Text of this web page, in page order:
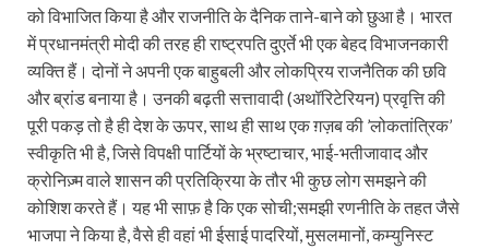
को विभाजित किया है और राजनीति के दैनिक ताने-बाने को छुआ है। भारत
में प्रधानमंत्री मोदी की तरह ही राष्ट्रपति दुएर्ते भी एक बेहद विभाजनकारी
व्यक्ति हैं। दोनों ने अपनी एक बाहुबली और लोकप्रिय राजनैतिक की छवि
और ब्रांड बनाया है। उनकी बढ़ती सत्तावादी (अथॉरिटेरि‍यन) प्रवृत्ति की
पूरी पकड़ तो है ही देश के ऊपर, साथ ही साथ एक ग़ज़ब की ’लोकतांत्रिक’
स्वीकृति भी है, जिसे विपक्षी पार्टियों के भ्रष्टाचार, भाई-भतीजावाद और
क्रोनिज़्म वाले शासन की प्रतिक्रिया के तौर भी कुछ लोग समझने की
कोशिश करते हैं। यह भी साफ़ है कि एक सोची;समझी रणनीति के तहत जैसे
भाजपा ने किया है, वैसे ही वहां भी ईसाई पादरियों, मुसलमानों, कम्युनिस्ट